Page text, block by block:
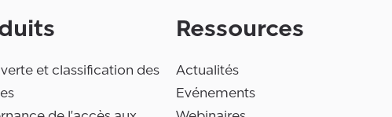
et classification des
Ressources
Actualités
Evénements